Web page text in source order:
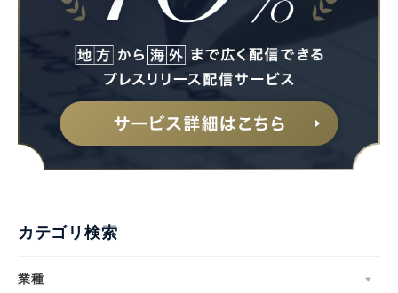
カテゴリ検索
業種